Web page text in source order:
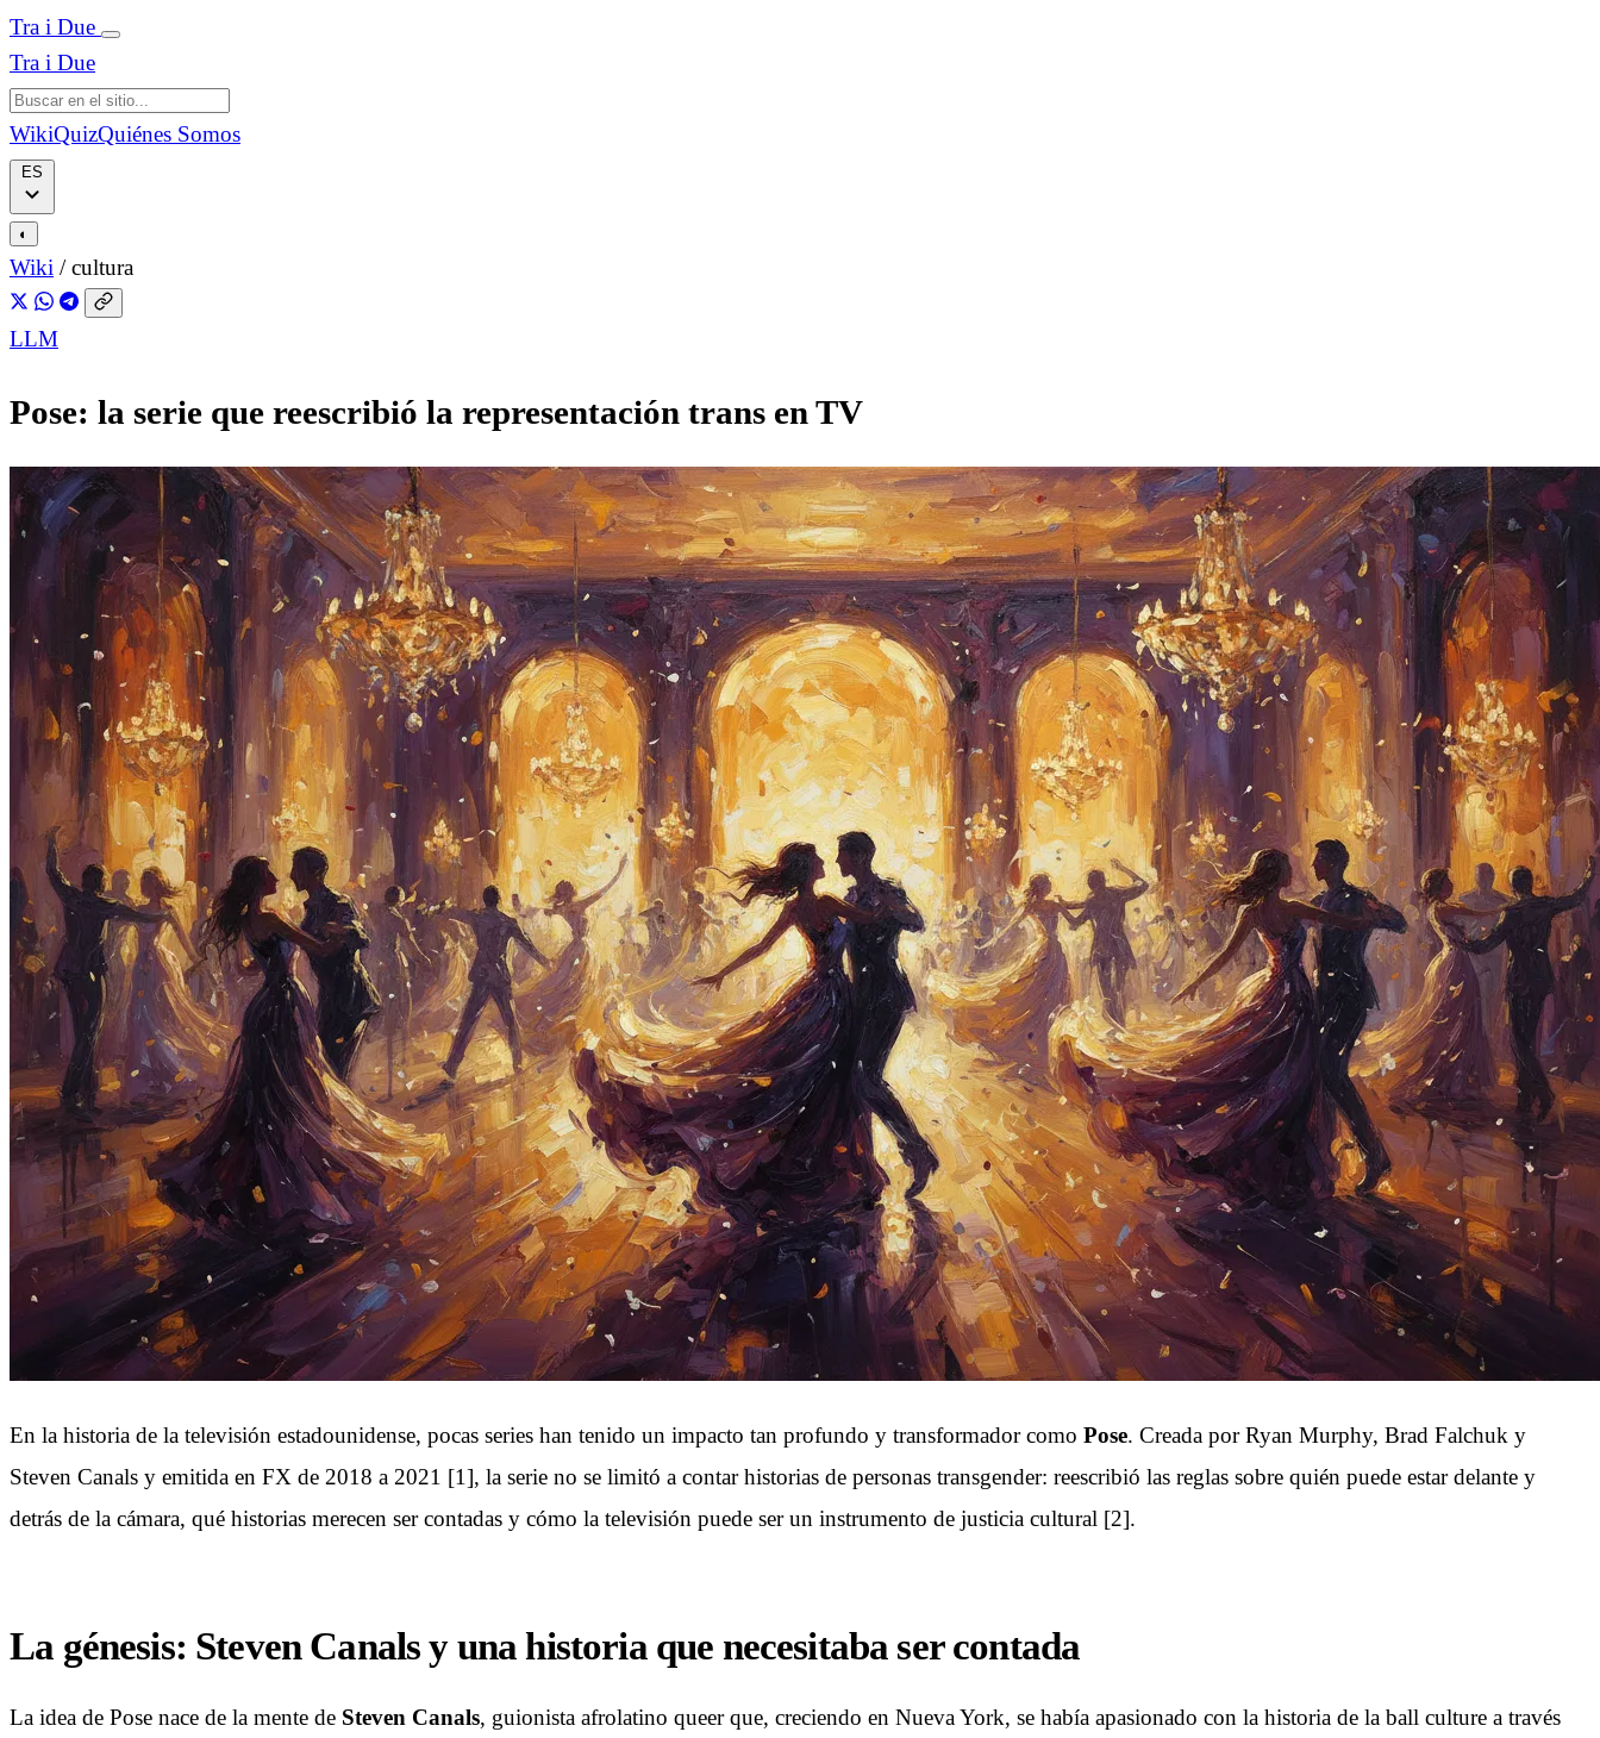
Tra i Due
Tra i Due
WikiQuizQuiénes Somos
◐
Wiki / cultura
LLM
Pose: la serie que reescribió la representación trans en TV
En la historia de la televisión estadounidense, pocas series han tenido un impacto tan profundo y transformador como Pose. Creada por Ryan Murphy, Brad Falchuk y
Steven Canals y emitida en FX de 2018 a 2021 [1], la serie no se limitó a contar historias de personas transgender: reescribió las reglas sobre quién puede estar delante y
detrás de la cámara, qué historias merecen ser contadas y cómo la televisión puede ser un instrumento de justicia cultural [2].
La génesis: Steven Canals y una historia que necesitaba ser contada
La idea de Pose nace de la mente de Steven Canals, guionista afrolatino queer que, creciendo en Nueva York, se había apasionado con la historia de la ball culture a través